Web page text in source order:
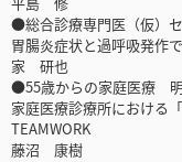
●総合診療専門医（仮）
胃腸炎症状と過呼吸発作
家 研也
●55歳からの家庭医療 明
家庭医療診療所における
TEAMWORK
藤沼 康樹